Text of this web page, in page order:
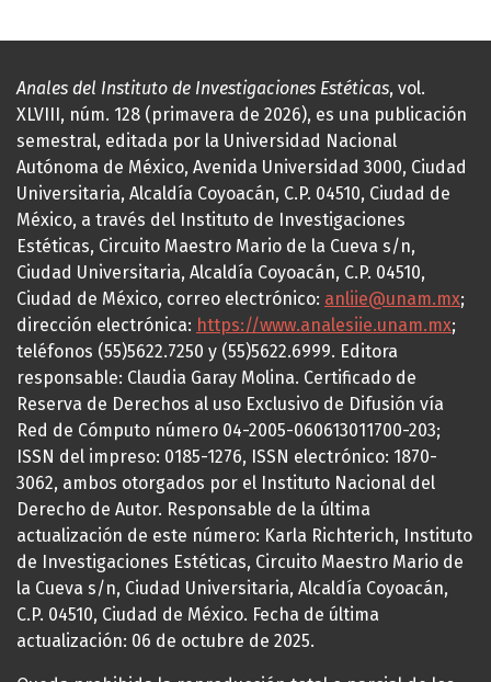
Anales del Instituto de Investigaciones Estéticas, vol.
XLVIII, núm. 128 (primavera de 2026), es una publicación
semestral, editada por la Universidad Nacional
Autónoma de México, Avenida Universidad 3000, Ciudad
Universitaria, Alcaldía Coyoacán, C.P. 04510, Ciudad de
México, a través del Instituto de Investigaciones
Estéticas, Circuito Maestro Mario de la Cueva s/n,
Ciudad Universitaria, Alcaldía Coyoacán, C.P. 04510,
Ciudad de México, correo electrónico: anliie@unam.mx;
dirección electrónica: https://www.analesiie.unam.mx;
teléfonos (55)5622.7250 y (55)5622.6999. Editora
responsable: Claudia Garay Molina. Certificado de
Reserva de Derechos al uso Exclusivo de Difusión vía
Red de Cómputo número 04-2005-060613011700-203;
ISSN del impreso: 0185-1276, ISSN electrónico: 1870-
3062, ambos otorgados por el Instituto Nacional del
Derecho de Autor. Responsable de la última
actualización de este número: Karla Richterich, Instituto
de Investigaciones Estéticas, Circuito Maestro Mario de
la Cueva s/n, Ciudad Universitaria, Alcaldía Coyoacán,
C.P. 04510, Ciudad de México. Fecha de última
actualización: 06 de octubre de 2025.